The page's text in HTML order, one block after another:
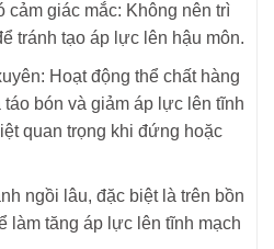
cảm giác mắc: Không nên trì
tránh tạo áp lực lên hậu môn.
Hoạt động thể chất hàng
bón và giảm áp lực lên tĩnh
quan trọng khi đứng hoặc
ngồi lâu, đặc biệt là trên bồn
làm tăng áp lực lên tĩnh mạch